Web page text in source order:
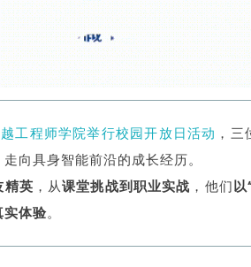
工程师学院举行校园开放日活动 ，
向具身智能前沿的成长经历。
精英 ，从课堂挑战到职业实战 ， 他们
实体验。